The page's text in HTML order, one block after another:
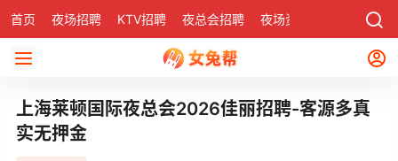
首页 夜场招聘 KTV招聘 夜总会招聘 夜场资讯 社区
上海莱顿国际夜总会2026佳丽招聘-客源多真
实无押金